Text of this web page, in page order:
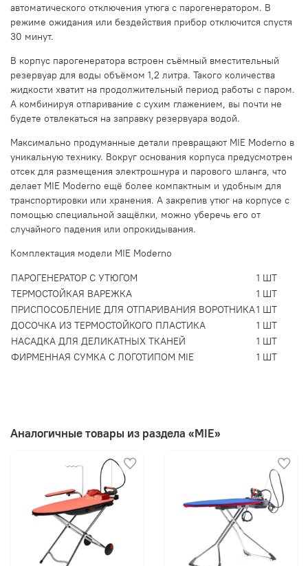
автоматического отключения утюга с парогенератором. В
режиме ожидания или бездействия прибор отключится спустя
30 минут.
В корпус парогенератора встроен съёмный вместительный
резервуар для воды объёмом 1,2 литра. Такого количества
жидкости хватит на продолжительный период работы с паром.
А комбинируя отпаривание с сухим глажением, вы почти не
будете отвлекаться на заправку резервуара водой.
Максимально продуманные детали превращают MIE Moderno в
уникальную технику. Вокруг основания корпуса предусмотрен
отсек для размещения электрошнура и парового шланга, что
делает MIE Moderno ещё более компактным и удобным для
транспортировки или хранения. А закрепив утюг на корпусе с
помощью специальной защёлки, можно уберечь его от
случайного падения или опрокидывания.
Комплектация модели MIE Moderno
ПАРОГЕНЕРАТОР С УТЮГОМ
1 ШТ
ТЕРМОСТОЙКАЯ ВАРЕЖКА
1 ШТ
ПРИСПОСОБЛЕНИЕ ДЛЯ ОТПАРИВАНИЯ ВОРОТНИКА1 ШТ
ДОСОЧКА ИЗ ТЕРМОСТОЙКОГО ПЛАСТИКА
1 ШТ
НАСАДКА ДЛЯ ДЕЛИКАТНЫХ ТКАНЕЙ
1 ШТ
ФИРМЕННАЯ СУМКА С ЛОГОТИПОМ MIE
1 ШТ
Аналогичные товары из раздела «MIE»